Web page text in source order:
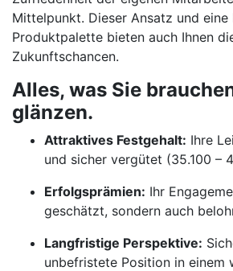
Mittelpunkt. Dieser Ansatz und
Produktpalette bieten auch Ihnen
Zukunftschancen.
Alles, was Sie
glänzen.
Attraktives Festgehalt: Ihre
und sicher vergütet (35.100 –
Erfolgsprämien: Ihr
geschätzt, sondern auch
Langfristige Perspektive:
unbefristete Position in einem